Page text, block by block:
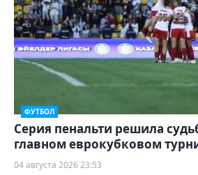
ФУТБОЛ
Серия пенальти решила
главном еврокубковом
04 августа 2026 23:53